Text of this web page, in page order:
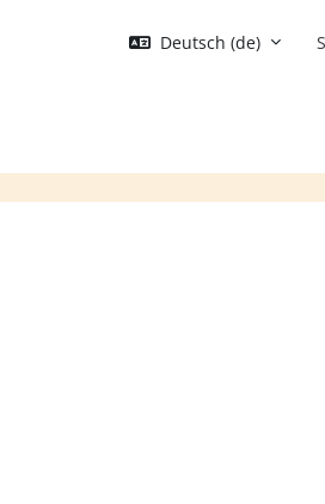
Deutsch ‎(de)‎